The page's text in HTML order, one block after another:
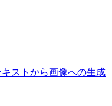
ストから画像への生成